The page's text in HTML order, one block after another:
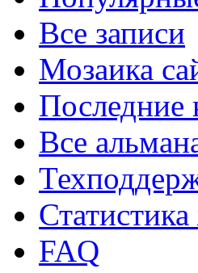
Все записи
Мозаика
Последние
Все
FAQ